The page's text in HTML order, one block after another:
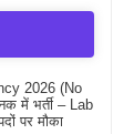
2026 (No
में भर्ती – Lab
पर मौका